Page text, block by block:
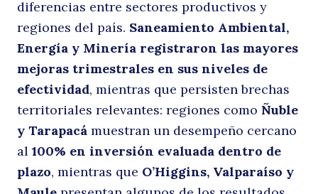
diferencias entre sectores productivos y
regiones del país. Saneamiento Ambiental,
Energía y Minería registraron las mayores
mejoras trimestrales en sus niveles de
efectividad, mientras que persisten brechas
territoriales relevantes: regiones como Ñuble
y Tarapacá muestran un desempeño cercano
al 100% en inversión evaluada dentro de
plazo, mientras que O’Higgins, Valparaíso y